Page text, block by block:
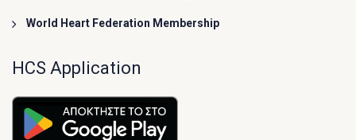
World Heart Federation Membership
HCS Application